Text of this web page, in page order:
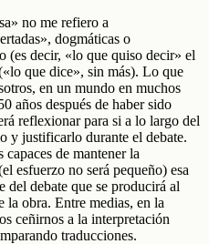
no me refiero a
dogmáticas o
(es decir, «lo que quiso decir» el
que dice», sin más). Lo que
en un mundo en muchos
años después de haber sido
reflexionar para si a lo largo del
y justificarlo durante el debate.
de mantener la
esfuerzo no será pequeño) esa
del debate que se producirá al
obra. Entre medias, en la
ceñirnos a la interpretación
traducciones.